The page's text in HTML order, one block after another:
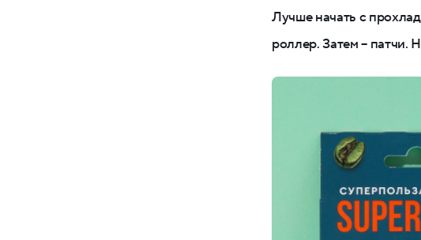
Лучше начать с
роллер. Затем – патчи.